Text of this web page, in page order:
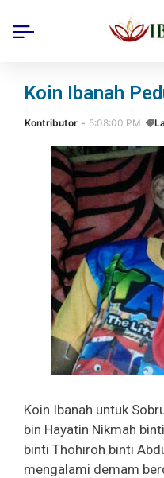
Koin Ibanah
Kontributor 5:08:00 PM
Koin Ibanah untuk
bin Hayatin Nikmah
binti Thohiroh binti
mengalami demam